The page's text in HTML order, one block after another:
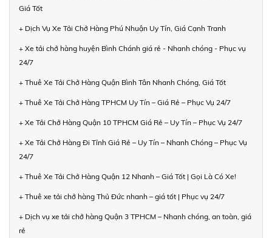
Giá Tốt
+ Dịch Vụ Xe Tải Chở Hàng Phú Nhuận Uy Tín, Giá Cạnh Tranh
+ Xe tải chở hàng huyện Bình Chánh giá rẻ - Nhanh chóng - Phục vụ
24/7
+ Thuê Xe Tải Chở Hàng Quận Bình Tân Nhanh Chóng, Giá Tốt
+ Thuê Xe Tải Chở Hàng TPHCM Uy Tín – Giá Rẻ – Phục Vụ 24/7
+ Xe Tải Chở Hàng Quận 10 TPHCM Giá Rẻ – Uy Tín – Phục Vụ 24/7
+ Xe Tải Chở Hàng Đi Tỉnh Giá Rẻ – Uy Tín – Nhanh Chóng – Phục Vụ
24/7
+ Thuê Xe Tải Chở Hàng Quận 12 Nhanh – Giá Tốt | Gọi Là Có Xe!
+ Thuê xe tải chở hàng Thủ Đức nhanh – giá tốt | Phục vụ 24/7
+ Dịch vụ xe tải chở hàng Quận 3 TPHCM – Nhanh chóng, an toàn, giá
rẻ